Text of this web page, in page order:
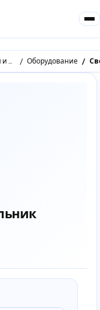
Оборудование